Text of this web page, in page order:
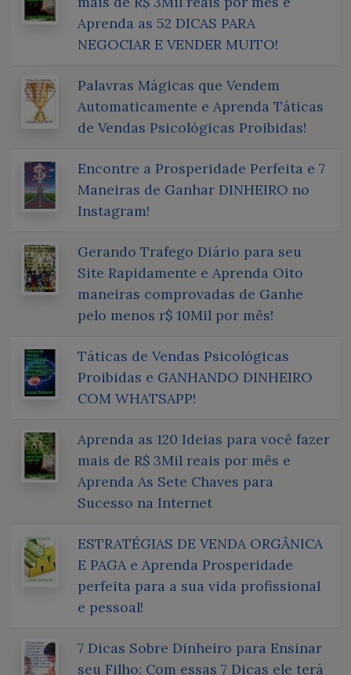
Aprenda as 52 DICAS PARA
NEGOCIAR E VENDER MUITO!
Palavras Mágicas que Vendem
Automaticamente e Aprenda Táticas
de Vendas Psicológicas Proibidas!
Encontre a Prosperidade Perfeita e 7
Maneiras de Ganhar DINHEIRO no
Instagram!
Gerando Trafego Diário para seu
Site Rapidamente e Aprenda Oito
maneiras comprovadas de Ganhe
pelo menos r$ 10Mil por mês!
Táticas de Vendas Psicológicas
Proibidas e GANHANDO DINHEIRO
COM WHATSAPP!
Aprenda as 120 Ideias para você fazer
mais de R$ 3Mil reais por mês e
Aprenda As Sete Chaves para
Sucesso na Internet
ESTRATÉGIAS DE VENDA ORGÂNICA
E PAGA e Aprenda Prosperidade
perfeita para a sua vida profissional
e pessoal!
7 Dicas Sobre Dinheiro para Ensinar
seu Filho: Com essas 7 Dicas ele terá